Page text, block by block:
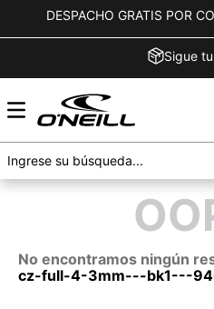
DESPACHO GRATIS POR
Sigue
No encontramos ningún
cz-full-4-3mm---bk1---